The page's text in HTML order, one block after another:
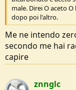
male. Direi O aceto
dopo poi l'altro.
Me ne intendo
secondo me hai
capire
znnglc